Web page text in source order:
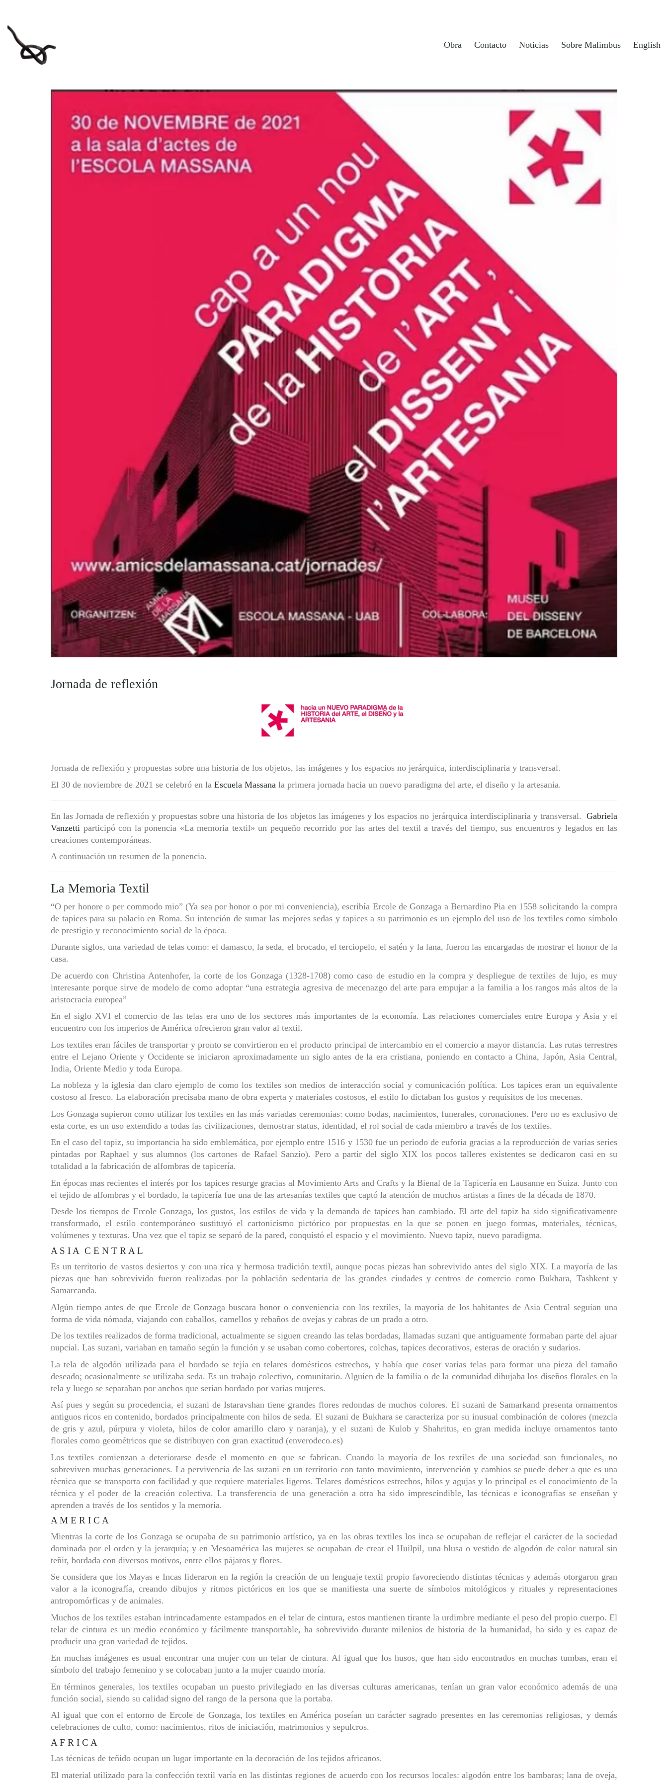
Obra Contacto Noticias Sobre Malimbus English
Jornada de reflexión
Jornada de reflexión y propuestas sobre una historia de los objetos, las imágenes y los espacios no jerárquica, interdisciplinaria y transversal.
El 30 de noviembre de 2021 se celebró en la Escuela Massana la primera jornada hacia un nuevo paradigma del arte, el diseño y la artesania.
En las Jornada de reflexión y propuestas sobre una historia de los objetos las imágenes y los espacios no jerárquica interdisciplinaria y transversal. Gabriela
Vanzetti participó con la ponencia «La memoria textil» un pequeño recorrido por las artes del textil a través del tiempo, sus encuentros y legados en las
creaciones contemporáneas.
A continuación un resumen de la ponencia.
La Memoria Textil
“O per honore o per commodo mio” (Ya sea por honor o por mi conveniencia), escribía Ercole de Gonzaga a Bernardino Pia en 1558 solicitando la compra
de tapices para su palacio en Roma. Su intención de sumar las mejores sedas y tapices a su patrimonio es un ejemplo del uso de los textiles como símbolo
de prestigio y reconocimiento social de la época.
Durante siglos, una variedad de telas como: el damasco, la seda, el brocado, el terciopelo, el satén y la lana, fueron las encargadas de mostrar el honor de la
casa.
De acuerdo con Christina Antenhofer, la corte de los Gonzaga (1328-1708) como caso de estudio en la compra y despliegue de textiles de lujo, es muy
interesante porque sirve de modelo de como adoptar “una estrategia agresiva de mecenazgo del arte para empujar a la familia a los rangos más altos de la
aristocracia europea”
En el siglo XVI el comercio de las telas era uno de los sectores más importantes de la economía. Las relaciones comerciales entre Europa y Asia y el
encuentro con los imperios de América ofrecieron gran valor al textil.
Los textiles eran fáciles de transportar y pronto se convirtieron en el producto principal de intercambio en el comercio a mayor distancia. Las rutas terrestres
entre el Lejano Oriente y Occidente se iniciaron aproximadamente un siglo antes de la era cristiana, poniendo en contacto a China, Japón, Asia Central,
India, Oriente Medio y toda Europa.
La nobleza y la iglesia dan claro ejemplo de como los textiles son medios de interacción social y comunicación política. Los tapices eran un equivalente
costoso al fresco. La elaboración precisaba mano de obra experta y materiales costosos, el estilo lo dictaban los gustos y requisitos de los mecenas.
Los Gonzaga supieron como utilizar los textiles en las más variadas ceremonias: como bodas, nacimientos, funerales, coronaciones. Pero no es exclusivo de
esta corte, es un uso extendido a todas las civilizaciones, demostrar status, identidad, el rol social de cada miembro a través de los textiles.
En el caso del tapiz, su importancia ha sido emblemática, por ejemplo entre 1516 y 1530 fue un periodo de euforia gracias a la reproducción de varias series
pintadas por Raphael y sus alumnos (los cartones de Rafael Sanzio). Pero a partir del siglo XIX los pocos talleres existentes se dedicaron casi en su
totalidad a la fabricación de alfombras de tapicería.
En épocas mas recientes el interés por los tapices resurge gracias al Movimiento Arts and Crafts y la Bienal de la Tapicería en Lausanne en Suiza. Junto con
el tejido de alfombras y el bordado, la tapicería fue una de las artesanías textiles que captó la atención de muchos artistas a fines de la década de 1870.
Desde los tiempos de Ercole Gonzaga, los gustos, los estilos de vida y la demanda de tapices han cambiado. El arte del tapiz ha sido significativamente
transformado, el estilo contemporáneo sustituyó el cartonicismo pictórico por propuestas en la que se ponen en juego formas, materiales, técnicas,
volúmenes y texturas. Una vez que el tapiz se separó de la pared, conquistó el espacio y el movimiento. Nuevo tapiz, nuevo paradigma.
A S I A C E N T R A L
Es un territorio de vastos desiertos y con una rica y hermosa tradición textil, aunque pocas piezas han sobrevivido antes del siglo XIX. La mayoría de las
piezas que han sobrevivido fueron realizadas por la población sedentaria de las grandes ciudades y centros de comercio como Bukhara, Tashkent y
Samarcanda.
Algún tiempo antes de que Ercole de Gonzaga buscara honor o conveniencia con los textiles, la mayoría de los habitantes de Asia Central seguían una
forma de vida nómada, viajando con caballos, camellos y rebaños de ovejas y cabras de un prado a otro.
De los textiles realizados de forma tradicional, actualmente se siguen creando las telas bordadas, llamadas suzani que antiguamente formaban parte del ajuar
nupcial. Las suzani, variaban en tamaño según la función y se usaban como cobertores, colchas, tapices decorativos, esteras de oración y sudarios.
La tela de algodón utilizada para el bordado se tejía en telares domésticos estrechos, y había que coser varias telas para formar una pieza del tamaño
deseado; ocasionalmente se utilizaba seda. Es un trabajo colectivo, comunitario. Alguien de la familia o de la comunidad dibujaba los diseños florales en la
tela y luego se separaban por anchos que serían bordado por varias mujeres.
Así pues y según su procedencia, el suzani de Istaravshan tiene grandes flores redondas de muchos colores. El suzani de Samarkand presenta ornamentos
antiguos ricos en contenido, bordados principalmente con hilos de seda. El suzani de Bukhara se caracteriza por su inusual combinación de colores (mezcla
de gris y azul, púrpura y violeta, hilos de color amarillo claro y naranja), y el suzani de Kulob y Shahritus, en gran medida incluye ornamentos tanto
florales como geométricos que se distribuyen con gran exactitud (enverodeco.es)
Los textiles comienzan a deteriorarse desde el momento en que se fabrican. Cuando la mayoría de los textiles de una sociedad son funcionales, no
sobreviven muchas generaciones. La pervivencia de las suzani en un territorio con tanto movimiento, intervención y cambios se puede deber a que es una
técnica que se transporta con facilidad y que requiere materiales ligeros. Telares domésticos estrechos, hilos y agujas y lo principal es el conocimiento de la
técnica y el poder de la creación colectiva. La transferencia de una generación a otra ha sido imprescindible, las técnicas e iconografías se enseñan y
aprenden a través de los sentidos y la memoria.
A M E R I C A
Mientras la corte de los Gonzaga se ocupaba de su patrimonio artístico, ya en las obras textiles los inca se ocupaban de reflejar el carácter de la sociedad
dominada por el orden y la jerarquía; y en Mesoamérica las mujeres se ocupaban de crear el Huilpil, una blusa o vestido de algodón de color natural sin
teñir, bordada con diversos motivos, entre ellos pájaros y flores.
Se considera que los Mayas e Incas lideraron en la región la creación de un lenguaje textil propio favoreciendo distintas técnicas y además otorgaron gran
valor a la iconografía, creando dibujos y ritmos pictóricos en los que se manifiesta una suerte de símbolos mitológicos y rituales y representaciones
antropomórficas y de animales.
Muchos de los textiles estaban intrincadamente estampados en el telar de cintura, estos mantienen tirante la urdimbre mediante el peso del propio cuerpo. El
telar de cintura es un medio económico y fácilmente transportable, ha sobrevivido durante milenios de historia de la humanidad, ha sido y es capaz de
producir una gran variedad de tejidos.
En muchas imágenes es usual encontrar una mujer con un telar de cintura. Al igual que los husos, que han sido encontrados en muchas tumbas, eran el
símbolo del trabajo femenino y se colocaban junto a la mujer cuando moría.
En términos generales, los textiles ocupaban un puesto privilegiado en las diversas culturas americanas, tenían un gran valor económico además de una
función social, siendo su calidad signo del rango de la persona que la portaba.
Al igual que con el entorno de Ercole de Gonzaga, los textiles en América poseían un carácter sagrado presentes en las ceremonias religiosas, y demás
celebraciones de culto, como: nacimientos, ritos de iniciación, matrimonios y sepulcros.
A F R I C A
Las técnicas de teñido ocupan un lugar importante en la decoración de los tejidos africanos.
El material utilizado para la confección textil varía en las distintas regiones de acuerdo con los recursos locales: algodón entre los bambaras; lana de oveja,